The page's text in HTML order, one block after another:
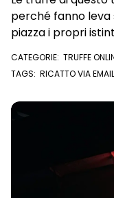
perché fanno leva
piazza i propri
CATEGORIE: TRUFFE
TAGS: RICATTO VIA EMAIL